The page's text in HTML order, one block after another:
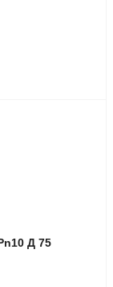
Д 75